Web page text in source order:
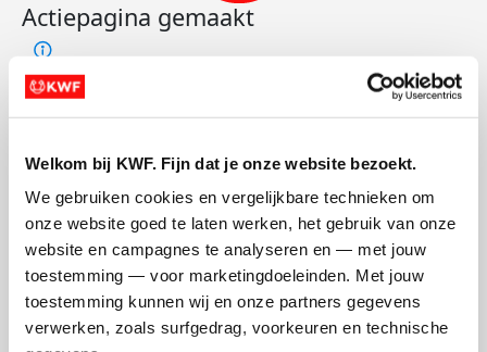
Welkom bij KWF. Fijn dat je onze website bezoekt.
We gebruiken cookies en vergelijkbare technieken om
onze website goed te laten werken, het gebruik van onze
website en campagnes te analyseren en — met jouw
toestemming — voor marketingdoeleinden. Met jouw
toestemming kunnen wij en onze partners gegevens
verwerken, zoals surfgedrag, voorkeuren en technische
Actiepagina gemaakt